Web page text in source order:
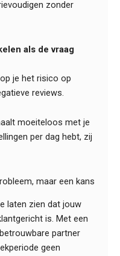
zonder
als de vraag
je het risico op
reviews.
moeiteloos met je
per dag hebt, zij
maar een kans
laten zien dat jouw
is. Met een
partner
geen